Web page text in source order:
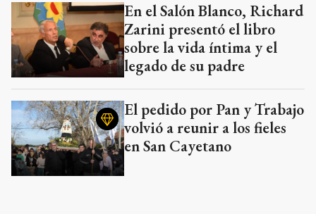
En el Salón Blanco, Richard
Zarini presentó el libro
sobre la vida íntima y el
legado de su padre
El pedido por Pan y Trabajo
volvió a reunir a los fieles
en San Cayetano